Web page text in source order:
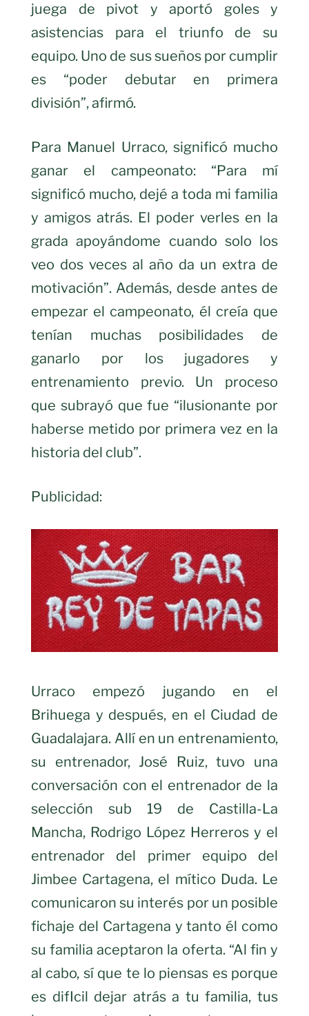
juega de pivot y aportó goles y
asistencias para el triunfo de su
equipo. Uno de sus sueños por cumplir
es “poder debutar en primera
división”, afirmó.
Para Manuel Urraco, significó mucho
ganar el campeonato: “Para mí
significó mucho, dejé a toda mi familia
y amigos atrás. El poder verles en la
grada apoyándome cuando solo los
veo dos veces al año da un extra de
motivación”. Además, desde antes de
empezar el campeonato, él creía que
tenían muchas posibilidades de
ganarlo por los jugadores y
entrenamiento previo. Un proceso
que subrayó que fue “ilusionante por
haberse metido por primera vez en la
historia del club”.
Publicidad:
Urraco empezó jugando en el
Brihuega y después, en el Ciudad de
Guadalajara. Allí en un entrenamiento,
su entrenador, José Ruiz, tuvo una
conversación con el entrenador de la
selección sub 19 de Castilla-La
Mancha, Rodrigo López Herreros y el
entrenador del primer equipo del
Jimbee Cartagena, el mítico Duda. Le
comunicaron su interés por un posible
fichaje del Cartagena y tanto él como
su familia aceptaron la oferta. “Al fin y
al cabo, sí que te lo piensas es porque
es difIcil dejar atrás a tu familia, tus